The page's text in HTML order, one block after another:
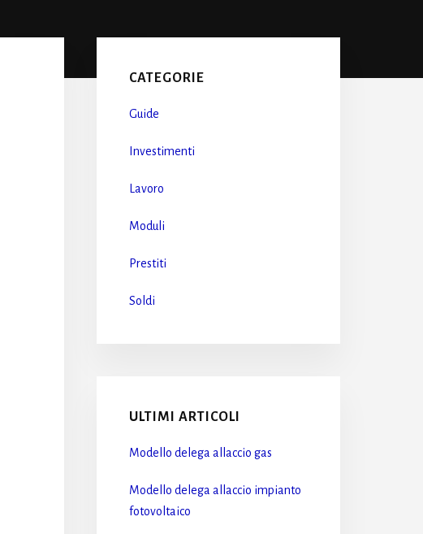
Sidebar
CATEGORIE
Guide
Investimenti
Lavoro
Moduli
Prestiti
Soldi
ULTIMI ARTICOLI
Modello delega allaccio gas​
Modello delega allaccio impianto
fotovoltaico​